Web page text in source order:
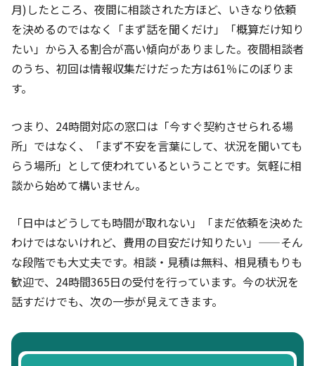
月)したところ、夜間に相談された方ほど、いきなり依頼
を決めるのではなく「まず話を聞くだけ」「概算だけ知り
たい」から入る割合が高い傾向がありました。夜間相談者
のうち、初回は情報収集だけだった方は61％にのぼりま
す。
つまり、24時間対応の窓口は「今すぐ契約させられる場
所」ではなく、「まず不安を言葉にして、状況を聞いても
らう場所」として使われているということです。気軽に相
談から始めて構いません。
「日中はどうしても時間が取れない」「まだ依頼を決めた
わけではないけれど、費用の目安だけ知りたい」——そん
な段階でも大丈夫です。相談・見積は無料、相見積もりも
歓迎で、24時間365日の受付を行っています。今の状況を
話すだけでも、次の一歩が見えてきます。